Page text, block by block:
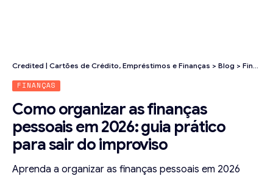
Credited | Cartões de Crédito, Empréstimos e Finanças > Blog > Finanças
FINANÇAS
Como organizar as finanças
pessoais em 2026: guia prático
para sair do improviso
Aprenda a organizar as finanças pessoais em 2026